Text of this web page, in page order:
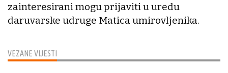
VEZANE VIJESTI
zainteresirani mogu prijaviti u uredu
daruvarske udruge Matica umirovljenika.